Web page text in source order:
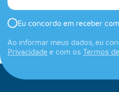
Eu concordo em receber
Ao informar meus dados, eu
Privacidade e com os Termos